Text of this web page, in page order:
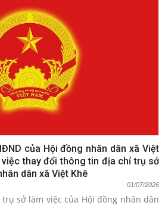
của Hội đồng nhân dân xã Việt
thay đổi thông tin địa chỉ trụ sở
dân xã Việt Khê
01/07/2026
sở làm việc của Hội đồng nhân dân